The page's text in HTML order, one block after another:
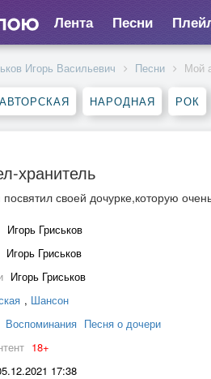
Лента Песни
Игорь Васильевич Песни Мой
НАРОДНАЯ РОК
хранитель
своей дочурке,которую
Игорь Гриськов
Игорь Гриськов
Игорь Гриськов
, Шансон
Воспоминания Песня о дочери
18+
17:38